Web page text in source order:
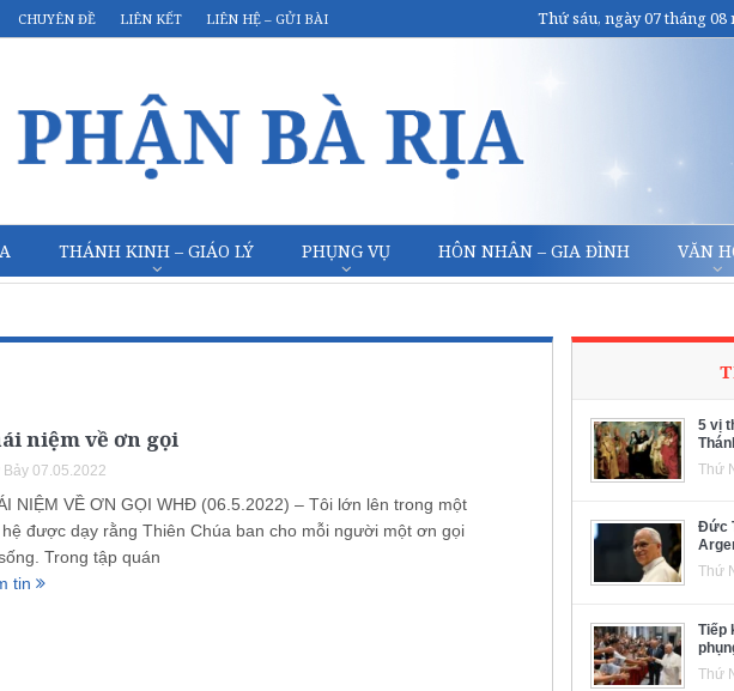
CHUYÊN ĐỀ LIÊN KẾT LIÊN HỆ – GỬI BÀI Thứ sáu, ngày 07 tháng 08
THÁNH KINH – GIÁO LÝ PHỤNG VỤ HÔN NHÂN – GIA ĐÌNH VĂN
niệm về ơn gọi
Bảy 07.05.2022
NIỆM VỀ ƠN GỌI WHĐ (06.5.2022) – Tôi lớn lên trong một
được dạy rằng Thiên Chúa ban cho mỗi người một ơn gọi
Trong tập quán
tin
5 vị
Thứ
Đức
Thứ
Tiếp
Thứ